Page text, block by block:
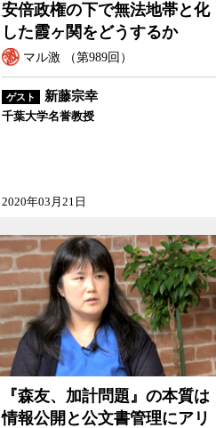
安倍政権の下で無法地帯と化
した霞ヶ関をどうするか
マル激 （第989回）
ゲスト 新藤宗幸
千葉大学名誉教授
2020年03月21日
『森友、加計問題』の本質は
情報公開と公文書管理にアリ